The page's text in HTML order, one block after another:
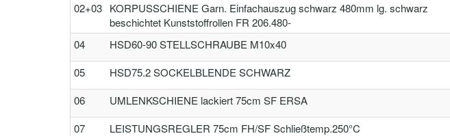
02+03 KORPUSSCHIENE Garn. Einfachauszug schwarz 480mm lg. schwarz
beschichtet Kunststoffrollen FR 206.480-
04 HSD60-90 STELLSCHRAUBE M10x40
05 HSD75.2 SOCKELBLENDE SCHWARZ
06 UMLENKSCHIENE lackiert 75cm SF ERSA
07 LEISTUNGSREGLER 75cm FH/SF Schließtemp.250°C